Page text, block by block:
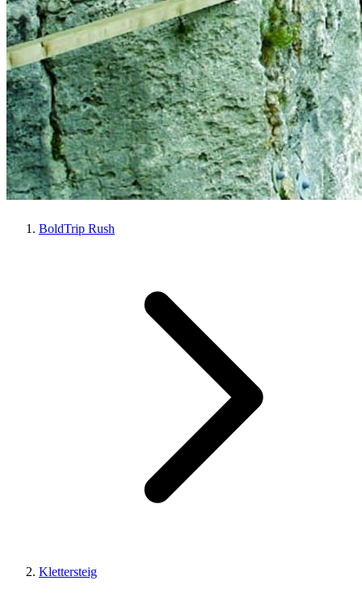
BoldTrip Rush
Klettersteig